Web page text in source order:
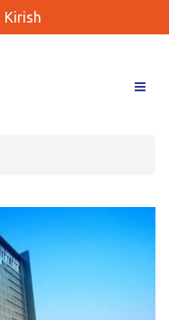
Kirish